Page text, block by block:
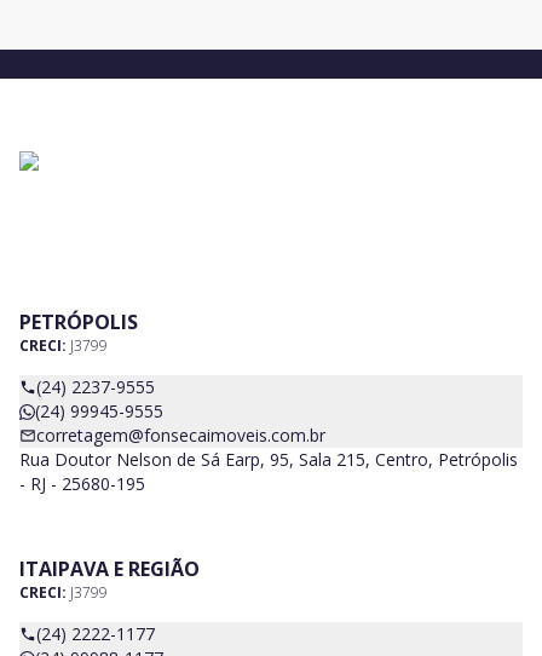
PETRÓPOLIS
CRECI: J3799
(24) 2237-9555
(24) 99945-9555
corretagem@fonsecaimoveis.com.br
Rua Doutor Nelson de Sá Earp, 95, Sala 215, Centro, Petrópolis
- RJ - 25680-195
ITAIPAVA E REGIÃO
CRECI: J3799
(24) 2222-1177